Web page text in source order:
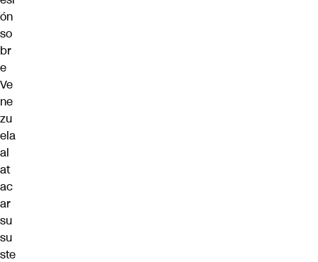
ón
so
br
e
Ve
ne
zu
ela
al
at
ac
ar
su
su
ste